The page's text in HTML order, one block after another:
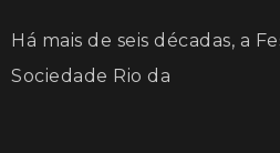
Há mais de seis décadas, a
Sociedade Rio da